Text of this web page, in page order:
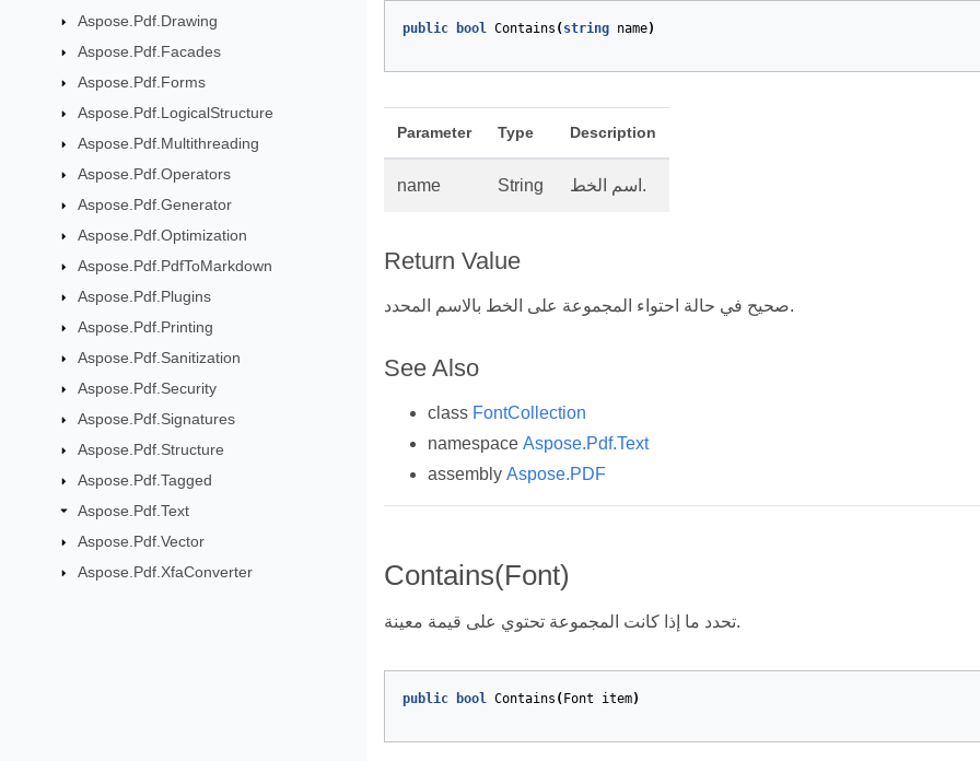
Aspose.Pdf.Drawing
Aspose.Pdf.Facades
Aspose.Pdf.Forms
Aspose.Pdf.LogicalStructure
Aspose.Pdf.Multithreading
Aspose.Pdf.Operators
Aspose.Pdf.Generator
Aspose.Pdf.Optimization
Aspose.Pdf.PdfToMarkdown
Aspose.Pdf.Plugins
Aspose.Pdf.Printing
Aspose.Pdf.Sanitization
Aspose.Pdf.Security
Aspose.Pdf.Signatures
Aspose.Pdf.Structure
Aspose.Pdf.Tagged
Aspose.Pdf.Text
Aspose.Pdf.Vector
Aspose.Pdf.XfaConverter
public bool Contains ( string name)
Parameter Type Description
name String اسم الخط.
Return Value
صحيح في حالة احتواء المجموعة على الخط بالاسم المحدد.
See Also
class FontCollection
namespace Aspose.Pdf.Text
assembly Aspose.PDF
Contains(Font)
تحدد ما إذا كانت المجموعة تحتوي على قيمة معينة.
public bool Contains ( Font item)